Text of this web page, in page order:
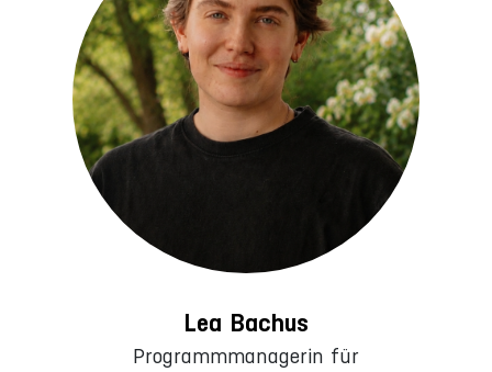
Lea Bachus
Programmmanagerin für